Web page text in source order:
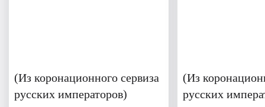
(Из коронационного сервиза
русских императоров)
(Из
русских